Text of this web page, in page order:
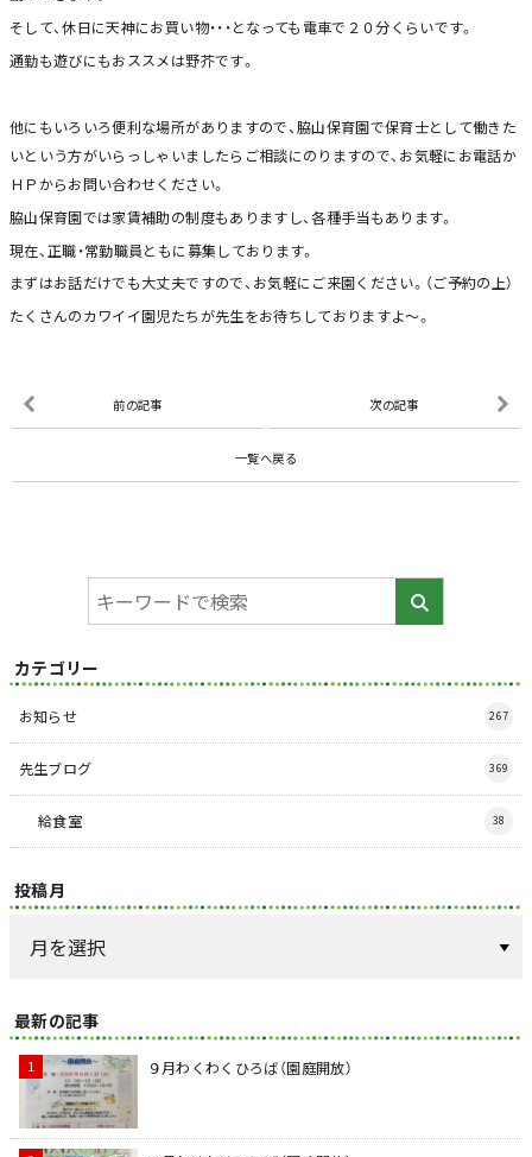
そして、休日に天神にお買い物・・・となっても電車で２０分くらいです。
通勤も遊びにもおススメは野芥です。
他にもいろいろ便利な場所がありますので、脇山保育園で保育士として働きた
いという方がいらっしゃいましたらご相談にのりますので、お気軽にお電話か
ＨＰからお問い合わせください。
脇山保育園では家賃補助の制度もありますし、各種手当もあります。
現在、正職・常勤職員ともに募集しております。
まずはお話だけでも大丈夫ですので、お気軽にご来園ください。（ご予約の上）
たくさんのカワイイ園児たちが先生をお待ちしておりますよ～。
前の記事 次の記事
一覧へ戻る
カテゴリー
お知らせ 267
先生ブログ 369
給食室 38
投稿月
最新の記事
９月わくわくひろば（園庭開放）